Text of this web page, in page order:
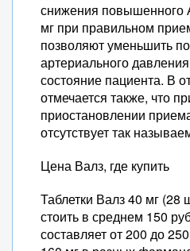
снижения повышенного
мг при правильном
позволяют уменьшить
артериального
состояние пациента. В
отмечается также, что
приостановлении
отсутствует так
Цена Валз, где купить
Таблетки Валз 40 мг (28
стоить в среднем 150
составляет от 200 до